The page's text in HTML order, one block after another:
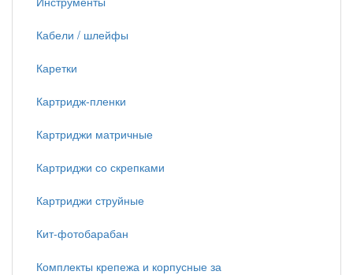
Кабели / шлейфы
Каретки
Картридж-пленки
Картриджи матричные
Картриджи со скрепками
Картриджи струйные
Кит-фотобарабан
Комплекты крепежа и корпусные за